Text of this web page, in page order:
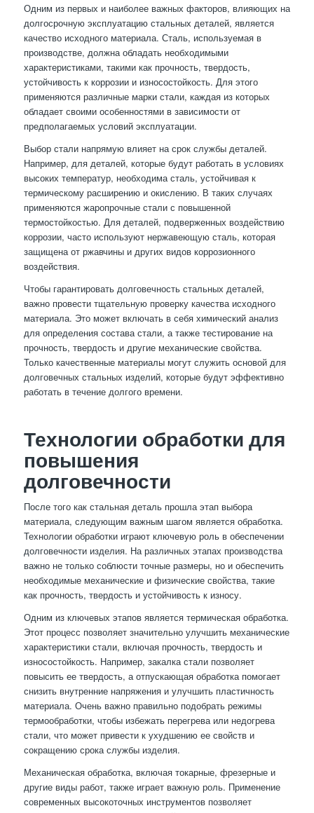
Одним из первых и наиболее важных факторов, влияющих на
долгосрочную эксплуатацию стальных деталей, является
качество исходного материала. Сталь, используемая в
производстве, должна обладать необходимыми
характеристиками, такими как прочность, твердость,
устойчивость к коррозии и износостойкость. Для этого
применяются различные марки стали, каждая из которых
обладает своими особенностями в зависимости от
предполагаемых условий эксплуатации.
Выбор стали напрямую влияет на срок службы деталей.
Например, для деталей, которые будут работать в условиях
высоких температур, необходима сталь, устойчивая к
термическому расширению и окислению. В таких случаях
применяются жаропрочные стали с повышенной
термостойкостью. Для деталей, подверженных воздействию
коррозии, часто используют нержавеющую сталь, которая
защищена от ржавчины и других видов коррозионного
воздействия.
Чтобы гарантировать долговечность стальных деталей,
важно провести тщательную проверку качества исходного
материала. Это может включать в себя химический анализ
для определения состава стали, а также тестирование на
прочность, твердость и другие механические свойства.
Только качественные материалы могут служить основой для
долговечных стальных изделий, которые будут эффективно
работать в течение долгого времени.
Технологии обработки для
повышения
долговечности
После того как стальная деталь прошла этап выбора
материала, следующим важным шагом является обработка.
Технологии обработки играют ключевую роль в обеспечении
долговечности изделия. На различных этапах производства
важно не только соблюсти точные размеры, но и обеспечить
необходимые механические и физические свойства, такие
как прочность, твердость и устойчивость к износу.
Одним из ключевых этапов является термическая обработка.
Этот процесс позволяет значительно улучшить механические
характеристики стали, включая прочность, твердость и
износостойкость. Например, закалка стали позволяет
повысить ее твердость, а отпускающая обработка помогает
снизить внутренние напряжения и улучшить пластичность
материала. Очень важно правильно подобрать режимы
термообработки, чтобы избежать перегрева или недогрева
стали, что может привести к ухудшению ее свойств и
сокращению срока службы изделия.
Механическая обработка, включая токарные, фрезерные и
другие виды работ, также играет важную роль. Применение
современных высокоточных инструментов позволяет